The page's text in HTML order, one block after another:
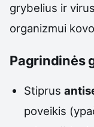
grybelius ir
organizmui
Pagrindinės
Stiprus
poveikis